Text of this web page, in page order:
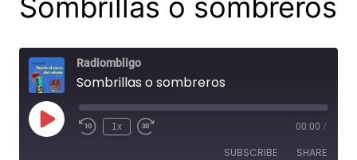
Sombrillas o sombreros
Radiombligo
Sombrillas o sombreros
Play
Episode Rewind
1x
Fast
00:00 /
SUBSCRIBE SHARE